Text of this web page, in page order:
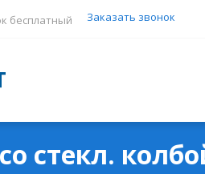
бесплатный Заказать звонок
стекл.